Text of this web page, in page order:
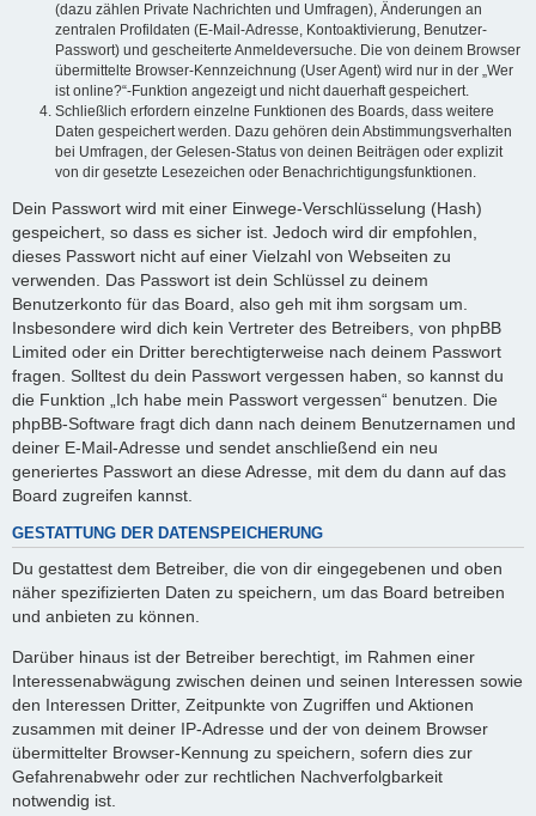
(dazu zählen Private Nachrichten und Umfragen), Änderungen an
zentralen Profildaten (E-Mail-Adresse, Kontoaktivierung, Benutzer-
Passwort) und gescheiterte Anmeldeversuche. Die von deinem Browser
übermittelte Browser-Kennzeichnung (User Agent) wird nur in der „Wer
ist online?“-Funktion angezeigt und nicht dauerhaft gespeichert.
Schließlich erfordern einzelne Funktionen des Boards, dass weitere
Daten gespeichert werden. Dazu gehören dein Abstimmungsverhalten
bei Umfragen, der Gelesen-Status von deinen Beiträgen oder explizit
von dir gesetzte Lesezeichen oder Benachrichtigungsfunktionen.
Dein Passwort wird mit einer Einwege-Verschlüsselung (Hash)
gespeichert, so dass es sicher ist. Jedoch wird dir empfohlen,
dieses Passwort nicht auf einer Vielzahl von Webseiten zu
verwenden. Das Passwort ist dein Schlüssel zu deinem
Benutzerkonto für das Board, also geh mit ihm sorgsam um.
Insbesondere wird dich kein Vertreter des Betreibers, von phpBB
Limited oder ein Dritter berechtigterweise nach deinem Passwort
fragen. Solltest du dein Passwort vergessen haben, so kannst du
die Funktion „Ich habe mein Passwort vergessen“ benutzen. Die
phpBB-Software fragt dich dann nach deinem Benutzernamen und
deiner E-Mail-Adresse und sendet anschließend ein neu
generiertes Passwort an diese Adresse, mit dem du dann auf das
Board zugreifen kannst.
GESTATTUNG DER DATENSPEICHERUNG
Du gestattest dem Betreiber, die von dir eingegebenen und oben
näher spezifizierten Daten zu speichern, um das Board betreiben
und anbieten zu können.
Darüber hinaus ist der Betreiber berechtigt, im Rahmen einer
Interessenabwägung zwischen deinen und seinen Interessen sowie
den Interessen Dritter, Zeitpunkte von Zugriffen und Aktionen
zusammen mit deiner IP-Adresse und der von deinem Browser
übermittelter Browser-Kennung zu speichern, sofern dies zur
Gefahrenabwehr oder zur rechtlichen Nachverfolgbarkeit
notwendig ist.